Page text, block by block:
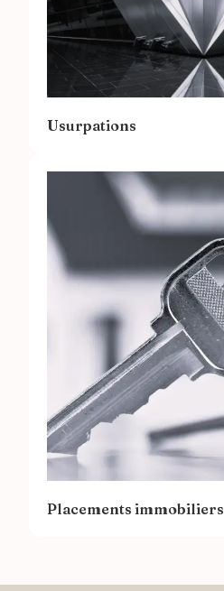
Usurpations
Placements immobiliers